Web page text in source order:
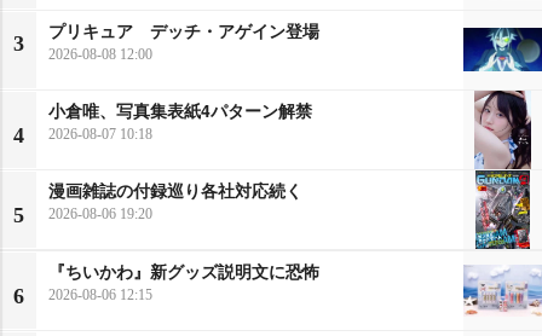
3
プリキュア デッチ・アゲイン登場
2026-08-08 12:00
4
小倉唯、写真集表紙4パターン解禁
2026-08-07 10:18
5
漫画雑誌の付録巡り各社対応続く
2026-08-06 19:20
6
『ちいかわ』新グッズ説明文に恐怖
2026-08-06 12:15